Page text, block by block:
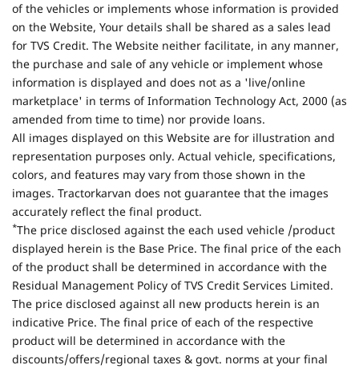
of the vehicles or implements whose information is provided
on the Website, Your details shall be shared as a sales lead
for TVS Credit. The Website neither facilitate, in any manner,
the purchase and sale of any vehicle or implement whose
information is displayed and does not as a 'live/online
marketplace' in terms of Information Technology Act, 2000 (as
amended from time to time) nor provide loans.
All images displayed on this Website are for illustration and
representation purposes only. Actual vehicle, specifications,
colors, and features may vary from those shown in the
images. Tractorkarvan does not guarantee that the images
accurately reflect the final product.
*The price disclosed against the each used vehicle /product
displayed herein is the Base Price. The final price of the each
of the product shall be determined in accordance with the
Residual Management Policy of TVS Credit Services Limited.
The price disclosed against all new products herein is an
indicative Price. The final price of each of the respective
product will be determined in accordance with the
discounts/offers/regional taxes & govt. norms at your final